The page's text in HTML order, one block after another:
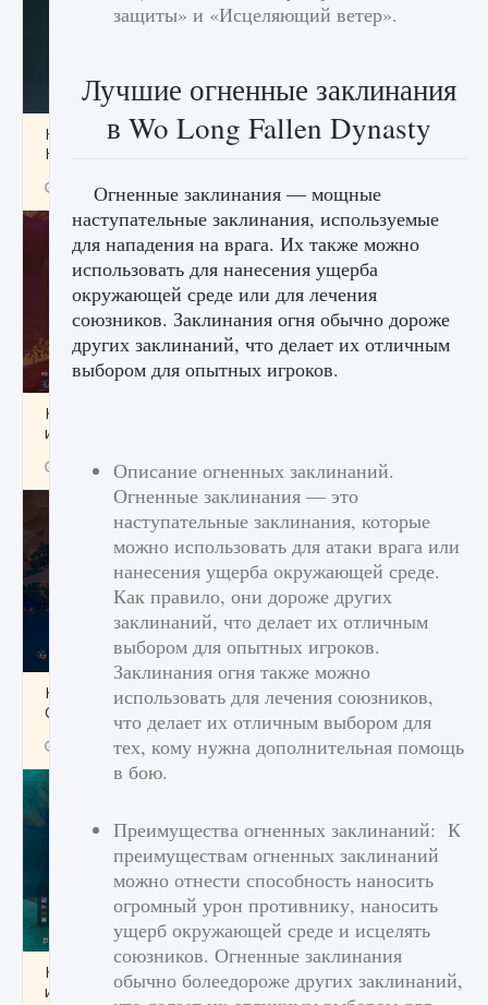
Как проверить статус сервера Delta Force
Hawk Ops
9 августа 2024
Как приручить существ джунглей Нари в
игре Creatures of Ava
9 августа 2024 1 218 0 0
Как разблокировать заклинание Крист в
Creatures of Ava
9 августа 2024 1 393 0 0
Как приручить существ из степей Тамура в
игре Creatures of Ava
защиты» и «Исцеляющий ветер».
Лучшие огненные заклинания
в Wo Long Fallen Dynasty
Огненные заклинания — мощные
наступательные заклинания, используемые
для нападения на врага. Их также можно
использовать для нанесения ущерба
окружающей среде или для лечения
союзников. Заклинания огня обычно дороже
других заклинаний, что делает их отличным
выбором для опытных игроков.
Описание огненных заклинаний.
Огненные заклинания — это
наступательные заклинания, которые
можно использовать для атаки врага или
нанесения ущерба окружающей среде.
Как правило, они дороже других
заклинаний, что делает их отличным
выбором для опытных игроков.
Заклинания огня также можно
использовать для лечения союзников,
что делает их отличным выбором для
тех, кому нужна дополнительная помощь
в бою.
Преимущества огненных заклинаний: К
преимуществам огненных заклинаний
можно отнести способность наносить
огромный урон противнику, наносить
ущерб окружающей среде и исцелять
союзников. Огненные заклинания
обычно болеедороже других заклинаний,